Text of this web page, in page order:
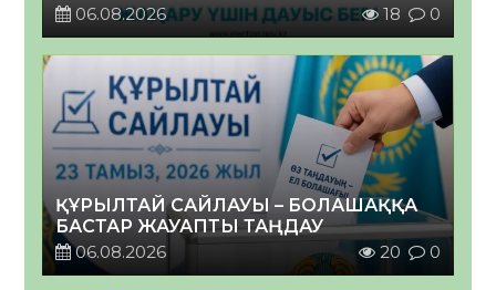
06.08.2026
18 0
ҚҰРЫЛТАЙ САЙЛАУЫ – БОЛАШАҚҚА
БАСТАР ЖАУАПТЫ ТАҢДАУ
06.08.2026
20 0